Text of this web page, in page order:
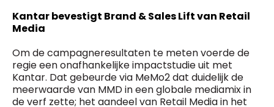
Kantar bevestigt Brand & Sales Lift van Retail
Media
Om de campagneresultaten te meten voerde de
regie een onafhankelijke impactstudie uit met
Kantar. Dat gebeurde via MeMo2 dat duidelijk de
meerwaarde van MMD in een globale mediamix in
de verf zette; het aandeel van Retail Media in het